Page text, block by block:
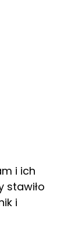
i ich
stawiło
i